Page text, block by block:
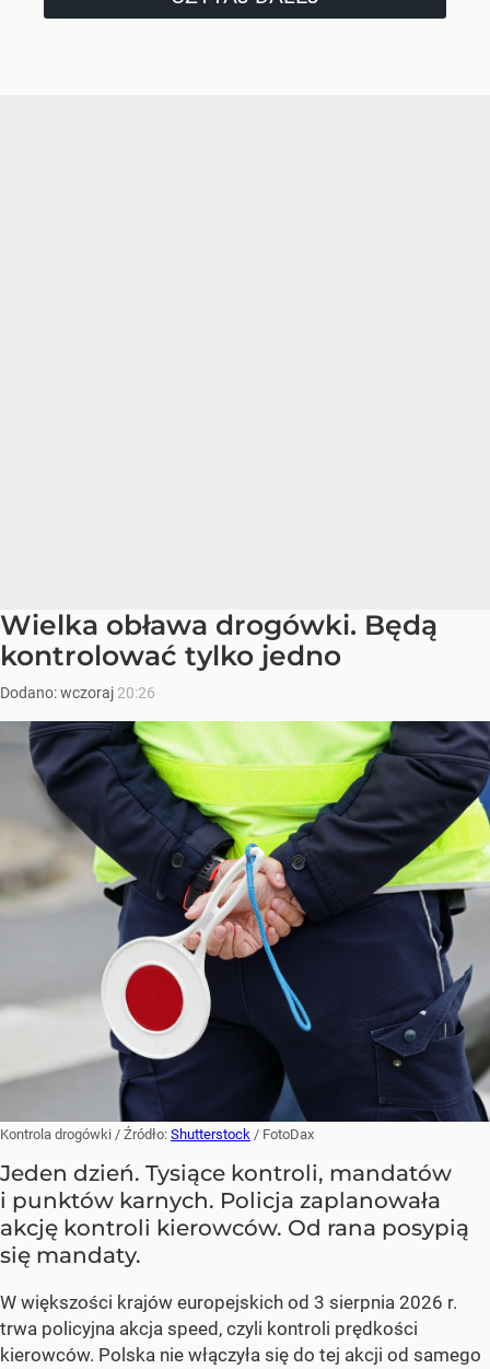
Wielka obława drogówki. Będą
kontrolować tylko jedno
Dodano:wczoraj 20:26
Kontrola drogówki / Źródło: Shutterstock / FotoDax
Jeden dzień. Tysiące kontroli, mandatów
i punktów karnych. Policja zaplanowała
akcję kontroli kierowców. Od rana posypią
się mandaty.
W większości krajów europejskich od 3 sierpnia 2026 r.
trwa policyjna akcja speed, czyli kontroli prędkości
kierowców. Polska nie włączyła się do tej akcji od samego